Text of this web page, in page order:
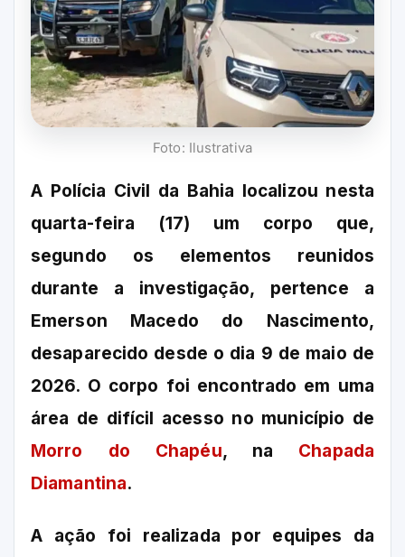
Foto: Ilustrativa
A Polícia Civil da Bahia localizou nesta
quarta-feira (17) um corpo que,
segundo os elementos reunidos
durante a investigação, pertence a
Emerson Macedo do Nascimento,
desaparecido desde o dia 9 de maio de
2026. O corpo foi encontrado em uma
área de difícil acesso no município de
Morro do Chapéu, na Chapada
Diamantina.
A ação foi realizada por equipes da